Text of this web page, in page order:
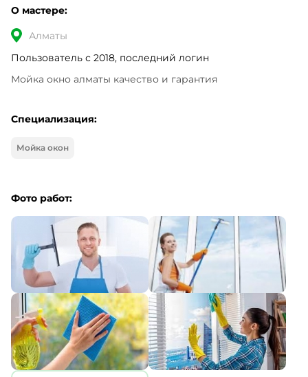
О мастере:
Алматы
Пользователь с 2018, последний логин
Мойка окно алматы качество и гарантия
Специализация:
Мойка окон
Фото работ: